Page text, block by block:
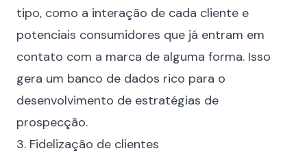
tipo, como a interação de cada cliente e
potenciais consumidores que já entram em
contato com a marca de alguma forma. Isso
gera um banco de dados rico para o
desenvolvimento de estratégias de
prospecção.
3. Fidelização de clientes